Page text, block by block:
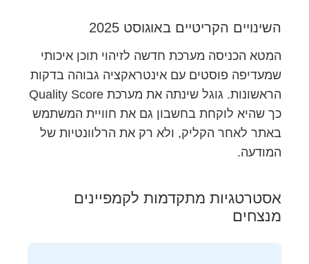
השינויים הקריטיים באוגוסט 2025
המטא הכניסה מערכת חדשה לזיהוי תוכן איכותי
שמעדיפה פוסטים עם אינטראקציה גבוהה בדקות
הראשונות. גוגל שינתה את מערכת Quality Score
כך שהיא לוקחת בחשבון גם את חוויית המשתמש
באתר לאחר הקליק, ולא רק את הרלוונטיות של
המודעה.
אסטרטגיות מתקדמות לקמפיינים
מנצחים